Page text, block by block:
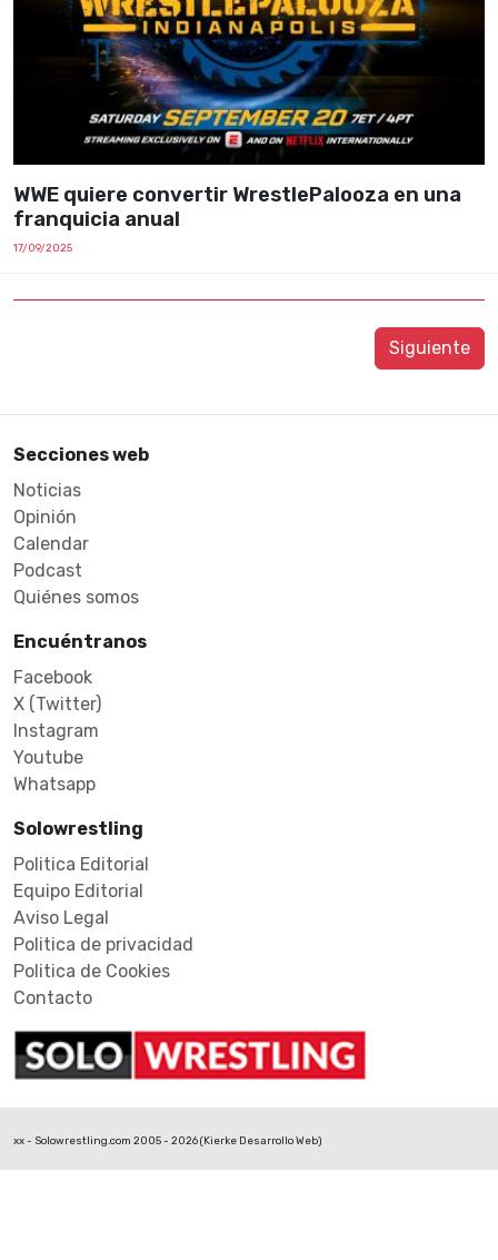
WWE quiere convertir WrestlePalooza en una
franquicia anual
17/09/2025
Siguiente
Secciones web
Noticias
Opinión
Calendar
Podcast
Quiénes somos
Encuéntranos
Facebook
X (Twitter)
Instagram
Youtube
Whatsapp
Solowrestling
Politica Editorial
Equipo Editorial
Aviso Legal
Politica de privacidad
Politica de Cookies
Contacto
xx - Solowrestling.com 2005 - 2026 (Kierke Desarrollo Web)